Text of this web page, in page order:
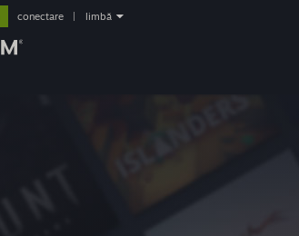
conectare limbă